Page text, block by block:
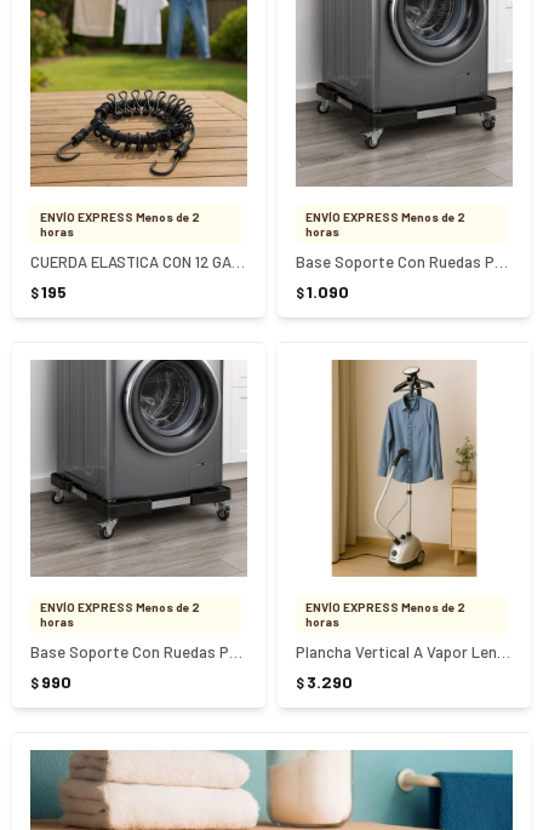
ENVÍO EXPRESS Menos de 2
horas
$195
ENVÍO EXPRESS Menos de 2
horas
$1.090
ENVÍO EXPRESS Menos de 2
horas
$ 990
ENVÍO EXPRESS Menos de 2
horas
$ 3.290